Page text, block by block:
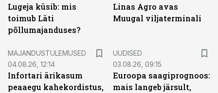
Lugeja küsib: mis
toimub Läti
põllumajanduses?
Linas Agro avas
Muugal viljaterminali
MAJANDUSTULEMUSED
04.08.26, 12:14
Infortari ärikasum
peaaegu kahekordistus,
UUDISED
03.08.26, 09:15
Euroopa saagiprognoos:
mais langeb järsult,